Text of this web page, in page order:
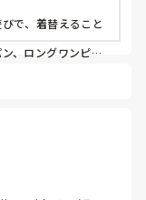
で、着替えること
、ロングワンピー